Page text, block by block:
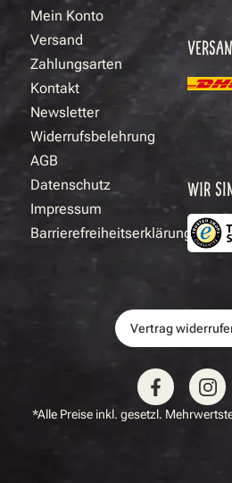
Mein Konto
Versand
Zahlungsarten
Kontakt
Newsletter
Widerrufsbelehrung
AGB
Datenschutz
Impressum
Barrierefreiheitserklärung
WIR
Vertrag
*Alle Preise inkl. gesetzl.